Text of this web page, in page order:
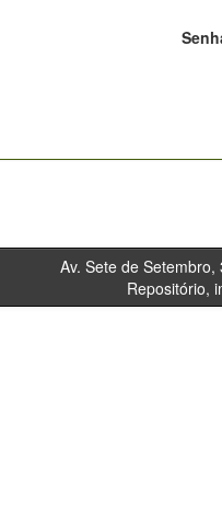
Sete de Setembro,
Repositório,